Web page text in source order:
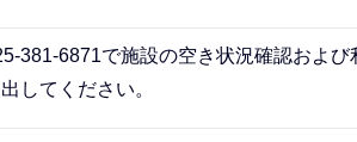
381-6871で施設の空き状況確認およ
してください。